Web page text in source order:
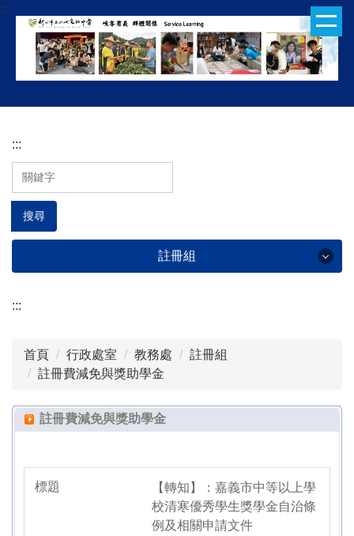
跳
容
:::
:::
搜尋
註冊組
註冊組
入學與轉學專區
學生成績查詢系統使用方法
高中學習歷程檔案
:::
首頁 行政處室 教務處
註冊組
註冊費減免與獎助學金
註冊費減免與獎助學金
【轉知】：嘉義市中等以上學
校清寒優秀學生獎學金自治條
例及相關申請文件